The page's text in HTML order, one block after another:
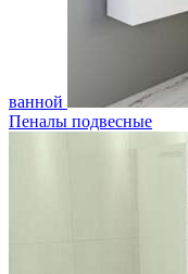
ванной
Пеналы подвесные